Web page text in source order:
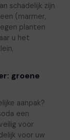
schadelijk zijn
(marmer,
planten
u het
groene
aanpak?
een
voor
voor uw